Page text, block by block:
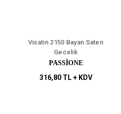
Visatin 2150 Bayan Saten
Gecelik
PASSİONE
316,80 TL + KDV